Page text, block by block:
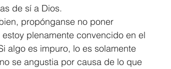
de sí a Dios.
propónganse no poner
plenamente convencido en el
algo es impuro, lo es solamente
se angustia por causa de lo que